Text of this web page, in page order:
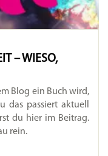
– WIESO,
Blog ein Buch wird,
das passiert aktuell
du hier im Beitrag.
rein.